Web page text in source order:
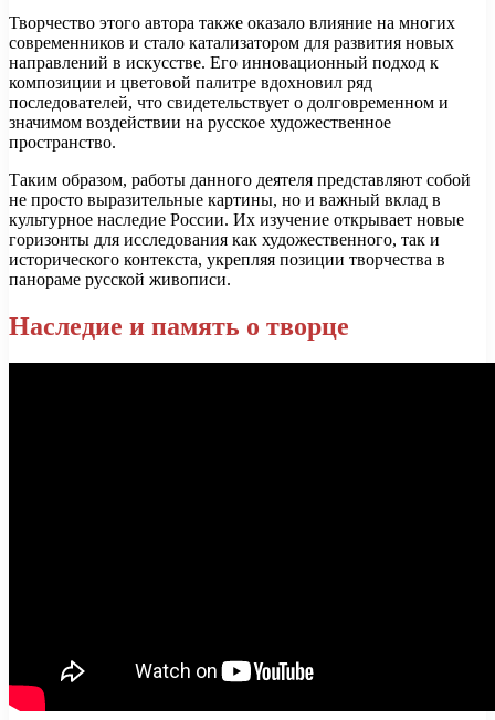
Творчество этого автора также оказало влияние на многих
современников и стало катализатором для развития новых
направлений в искусстве. Его инновационный подход к
композиции и цветовой палитре вдохновил ряд
последователей, что свидетельствует о долговременном и
значимом воздействии на русское художественное
пространство.
Таким образом, работы данного деятеля представляют собой
не просто выразительные картины, но и важный вклад в
культурное наследие России. Их изучение открывает новые
горизонты для исследования как художественного, так и
исторического контекста, укрепляя позиции творчества в
панораме русской живописи.
Наследие и память о творце